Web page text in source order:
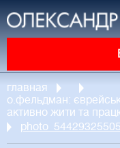
главная
о.фельдман:
активно жити та